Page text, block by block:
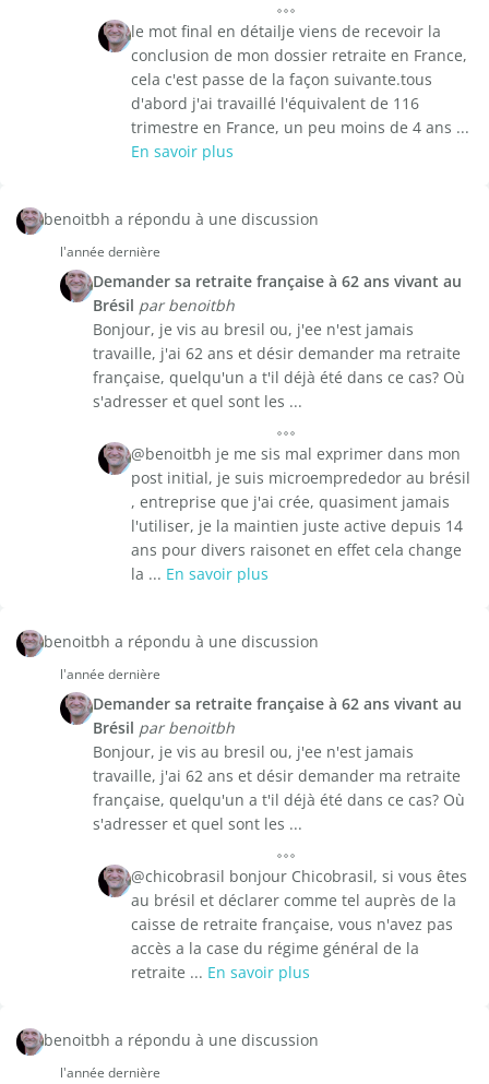
le mot final en détailje viens de recevoir la
conclusion de mon dossier retraite en France,
cela c'est passe de la façon suivante.tous
d'abord j'ai travaillé l'équivalent de 116
trimestre en France, un peu moins de 4 ans ...
En savoir plus
benoitbh a répondu à une discussion
l'année dernière
Demander sa retraite française à 62 ans vivant au
Brésil par benoitbh
Bonjour, je vis au bresil ou, j'ee n'est jamais
travaille, j'ai 62 ans et désir demander ma retraite
française, quelqu'un a t'il déjà été dans ce cas? Où
s'adresser et quel sont les ...
@benoitbh je me sis mal exprimer dans mon
post initial, je suis microemprededor au brésil
, entreprise que j'ai crée, quasiment jamais
l'utiliser, je la maintien juste active depuis 14
ans pour divers raisonet en effet cela change
la ... En savoir plus
benoitbh a répondu à une discussion
l'année dernière
Demander sa retraite française à 62 ans vivant au
Brésil par benoitbh
Bonjour, je vis au bresil ou, j'ee n'est jamais
travaille, j'ai 62 ans et désir demander ma retraite
française, quelqu'un a t'il déjà été dans ce cas? Où
s'adresser et quel sont les ...
@chicobrasil bonjour Chicobrasil, si vous êtes
au brésil et déclarer comme tel auprès de la
caisse de retraite française, vous n'avez pas
accès a la case du régime général de la
retraite ... En savoir plus
benoitbh a répondu à une discussion
l'année dernière